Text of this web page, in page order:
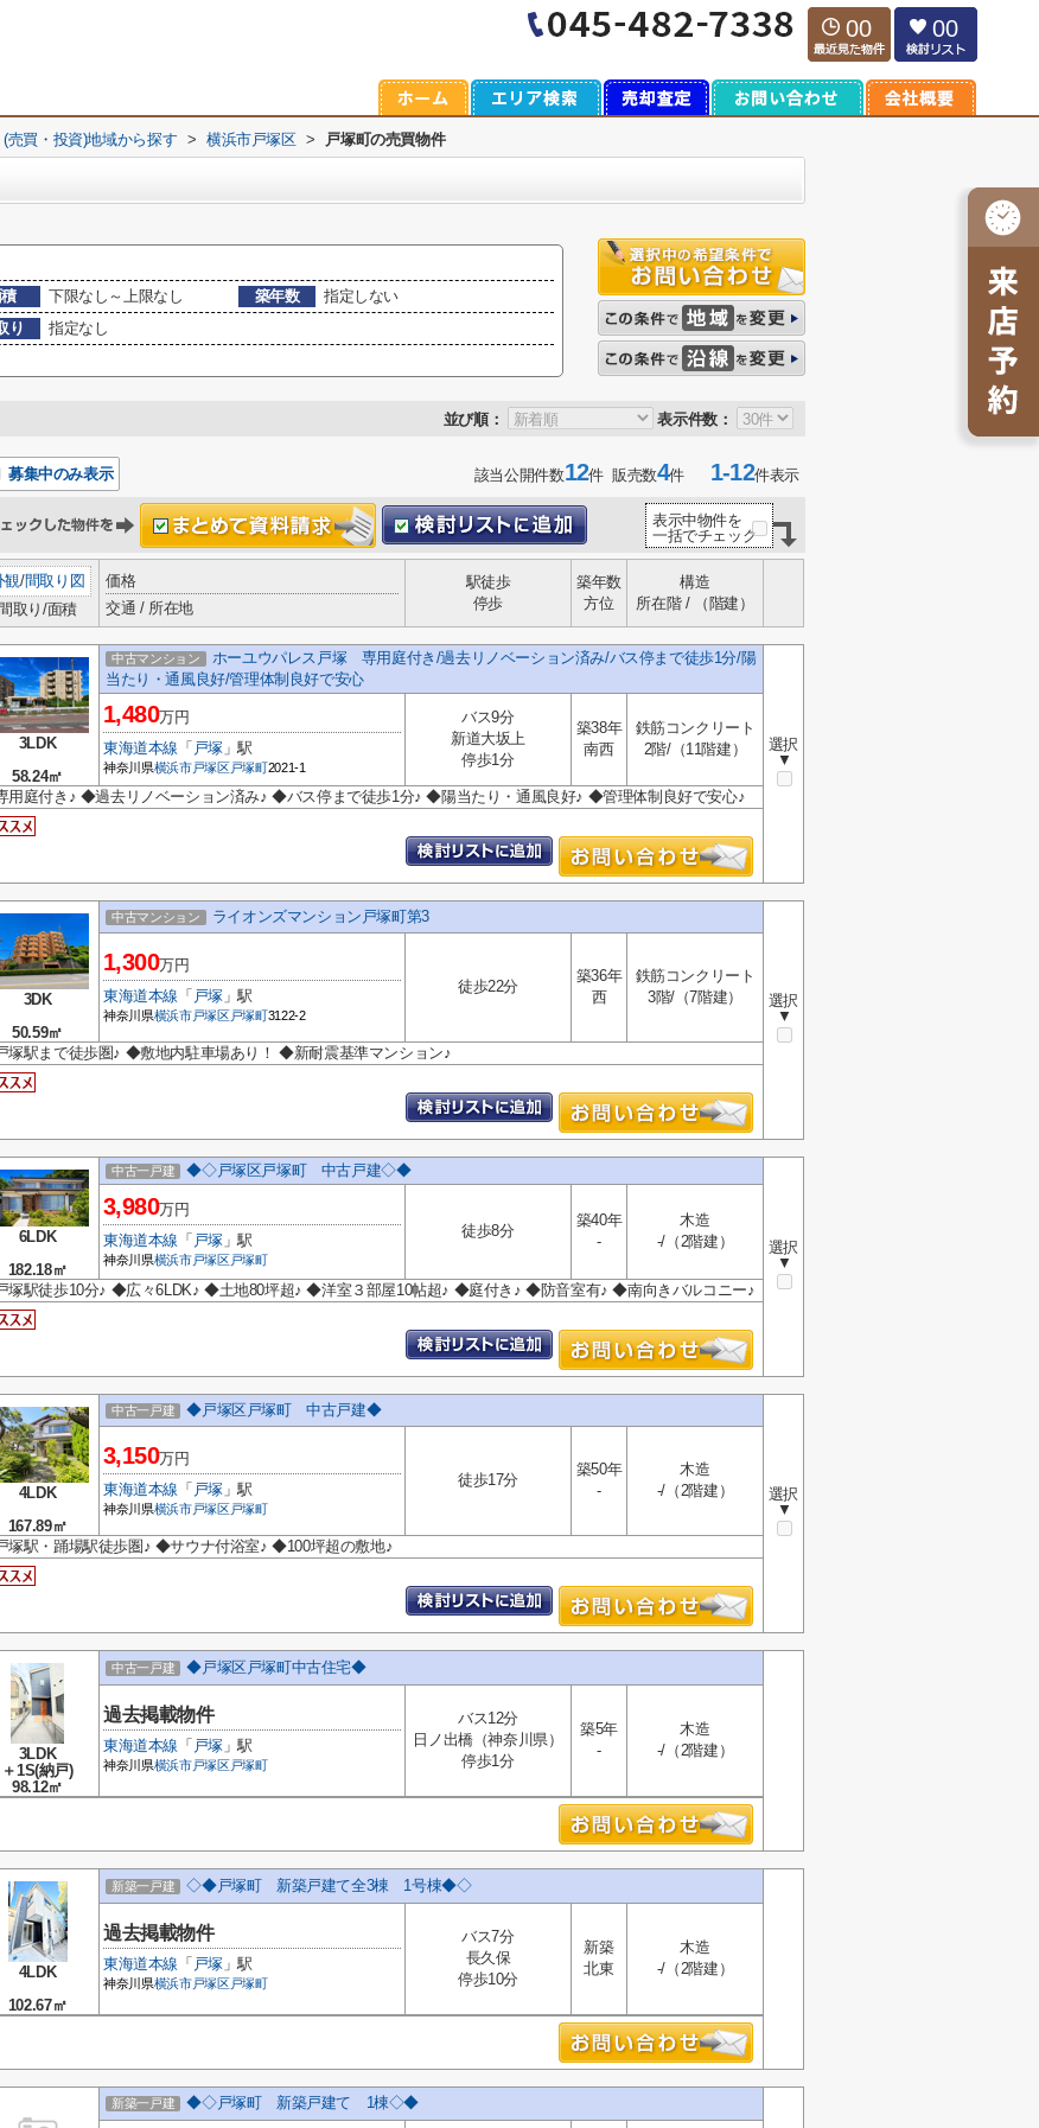
00 00
(売買・投資)地域から探す > 横浜市戸塚区 > 戸塚町の売買物件
下限なし～上限なし 築年数
指定しない
り
指定なし
並び順： 表示件数：
募集中のみ表示 該当公開件数12件 販売数4件1-12件表示
表示中物件を
一括でチェック
観/間取り図
間取り/面積
価格
交通 / 所在地
駅徒歩
停歩
築年数
方位
構造
所在階 / （階建）
3LDK
58.24㎡
中古マンション
ホーユウパレス戸塚 専用庭付き/過去リノベーション済み/バス停まで徒歩1分/陽
当たり・通風良好/管理体制良好で安心
選択
▼
1,480万円
東海道本線 「 戸塚」駅
神奈川県横浜市戸塚区 戸塚町2021-1
バス9分
新道大坂上
停歩1分
築38年
南西
鉄筋コンクリート
2階/（11階建）
庭付き♪ ◆過去リノベーション済み♪ ◆バス停まで徒歩1分♪ ◆陽当たり・通風良好♪ ◆管理体制良好で安心♪
3DK
50.59㎡
中古マンション ライオンズマンション戸塚町第3
選択
▼
1,300万円
東海道本線 「 戸塚」駅
神奈川県横浜市戸塚区 戸塚町3122-2
徒歩22分
築36年
西
鉄筋コンクリート
3階/（7階建）
駅まで徒歩圏♪ ◆敷地内駐車場あり！ ◆新耐震基準マンション♪
6LDK
182.18㎡
中古一戸建 ◆◇戸塚区戸塚町 中古戸建◇◆
選択
▼
3,980万円
東海道本線 「 戸塚」駅
神奈川県横浜市戸塚区 戸塚町
徒歩8分
築40年
-
木造
-/（2階建）
塚駅徒歩10分♪ ◆広々6LDK♪ ◆土地80坪超♪ ◆洋室３部屋10帖超♪ ◆庭付き♪ ◆防音室有♪ ◆南向きバルコニー♪
4LDK
167.89㎡
中古一戸建 ◆戸塚区戸塚町 中古戸建◆
選択
▼
3,150万円
東海道本線 「 戸塚」駅
神奈川県横浜市戸塚区 戸塚町
徒歩17分
築50年
-
木造
-/（2階建）
駅・踊場駅徒歩圏♪ ◆サウナ付浴室♪ ◆100坪超の敷地♪
3LDK
＋1S(納戸)
98.12㎡
中古一戸建 ◆戸塚区戸塚町中古住宅◆
過去掲載物件
東海道本線 「 戸塚」駅
神奈川県横浜市戸塚区 戸塚町
バス12分
日ノ出橋（神奈川県）
停歩1分
築5年
-
木造
-/（2階建）
4LDK
102.67㎡
新築一戸建 ◇◆戸塚町 新築戸建て全3棟 1号棟◆◇
過去掲載物件
東海道本線 「 戸塚」駅
神奈川県横浜市戸塚区 戸塚町
バス7分
長久保
停歩10分
新築
北東
木造
-/（2階建）
新築一戸建 ◆◇戸塚町 新築戸建て 1棟◇◆